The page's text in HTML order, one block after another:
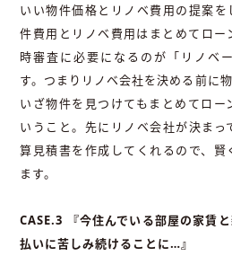
いい物件価格とリノベ費用の提案
件費用とリノベ費用はまとめてロー
時審査に必要になるのが「リノベ
す。つまりリノベ会社を決める前に
いざ物件を見つけてもまとめてロー
いうこと。先にリノベ会社が決ま
算見積書を作成してくれるので、賢
ます。
CASE.3 『今住んでいる部屋の家賃
払いに苦しみ続けることに…』